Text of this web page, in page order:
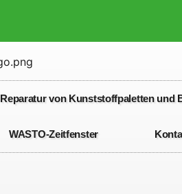
Reparatur von Kunststoffpaletten und
WASTO-Zeitfenster